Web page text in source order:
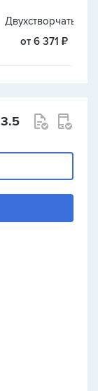
Двухстворчатые
от 6 371 ₽
3.5